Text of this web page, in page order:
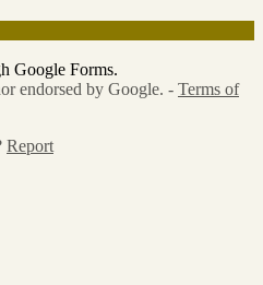
Google Forms.
endorsed by Google. - Terms of
Report